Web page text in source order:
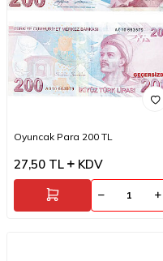
Oyuncak Para 200 TL
27,50 TL KDV